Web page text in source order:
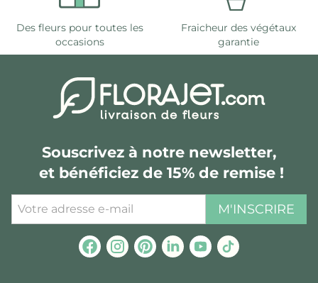
Des fleurs pour toutes les
occasions
Fraicheur des végétaux
garantie
Souscrivez à notre newsletter,
et bénéficiez de 15% de remise !
M'INSCRIRE